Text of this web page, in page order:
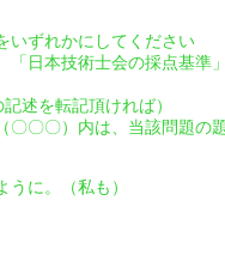
いずれかにしてください
「日本技術士会の採点基準
述を転記頂ければ）
〇〇）内は、当該問題の
に。（私も）